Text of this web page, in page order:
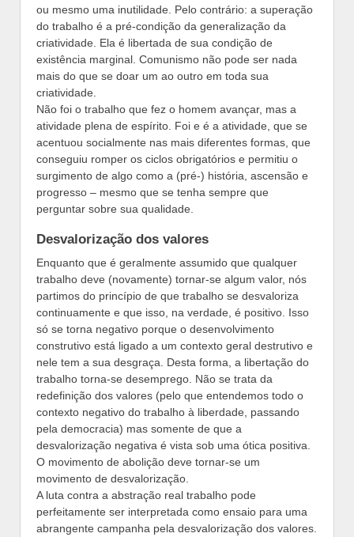
ou mesmo uma inutilidade. Pelo contrário: a superação
do trabalho é a pré-condição da generalização da
criatividade. Ela é libertada de sua condição de
existência marginal. Comunismo não pode ser nada
mais do que se doar um ao outro em toda sua
criatividade.
Não foi o trabalho que fez o homem avançar, mas a
atividade plena de espírito. Foi e é a atividade, que se
acentuou socialmente nas mais diferentes formas, que
conseguiu romper os ciclos obrigatórios e permitiu o
surgimento de algo como a (pré-) história, ascensão e
progresso – mesmo que se tenha sempre que
perguntar sobre sua qualidade.
Desvalorização dos valores
Enquanto que é geralmente assumido que qualquer
trabalho deve (novamente) tornar-se algum valor, nós
partimos do princípio de que trabalho se desvaloriza
continuamente e que isso, na verdade, é positivo. Isso
só se torna negativo porque o desenvolvimento
construtivo está ligado a um contexto geral destrutivo e
nele tem a sua desgraça. Desta forma, a libertação do
trabalho torna-se desemprego. Não se trata da
redefinição dos valores (pelo que entendemos todo o
contexto negativo do trabalho à liberdade, passando
pela democracia) mas somente de que a
desvalorização negativa é vista sob uma ótica positiva.
O movimento de abolição deve tornar-se um
movimento de desvalorização.
A luta contra a abstração real trabalho pode
perfeitamente ser interpretada como ensaio para uma
abrangente campanha pela desvalorização dos valores.